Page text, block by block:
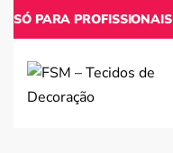
SÓ PARA PROFISSIONAIS